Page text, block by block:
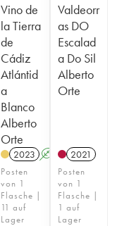
Vino de
la Tierra
de
Cádiz
Atlántid
a
Blanco
Alberto
Orte
2023 A
Posten
von 1
Flasche |
11 auf
Lager
Valdeorr
as DO
Escalad
a Do Sil
Alberto
Orte
2021
Posten
von 1
Flasche |
1 auf
Lager